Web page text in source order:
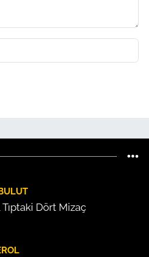
Dört Mizaç